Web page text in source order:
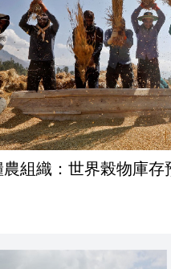
組織：世界榖物庫存